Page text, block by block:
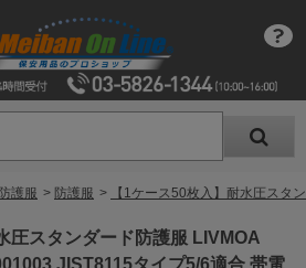
護服 > 防護服 > 【1ケース50枚入】耐水圧スタ
圧スタンダード防護服 LIVMOA